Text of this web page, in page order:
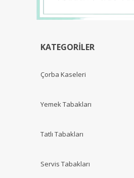
KATEGORİLER
Çorba Kaseleri
Yemek Tabakları
Tatlı Tabakları
Servis Tabakları